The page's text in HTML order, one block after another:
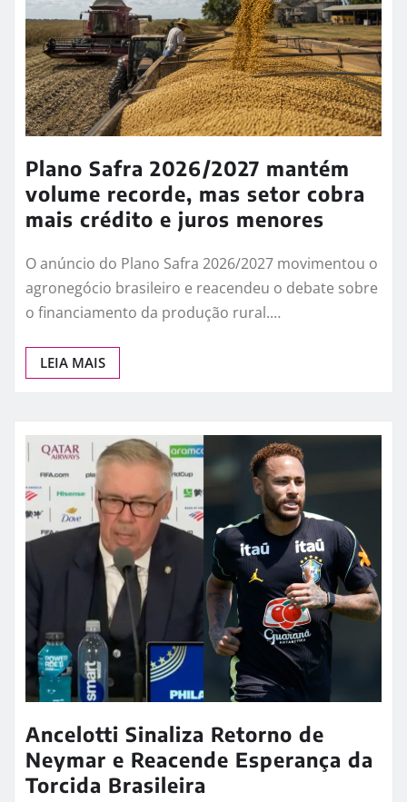
Em O Guarda-Vidas – Entre a Ficção e a Rotina de
Quem Salva Vidas, o escritor mineiro presta
homenagem aos…
LEIA MAIS
Plano Safra 2026/2027 mantém
volume recorde, mas setor cobra
mais crédito e juros menores
O anúncio do Plano Safra 2026/2027 movimentou o
agronegócio brasileiro e reacendeu o debate sobre
o financiamento da produção rural.…
LEIA MAIS